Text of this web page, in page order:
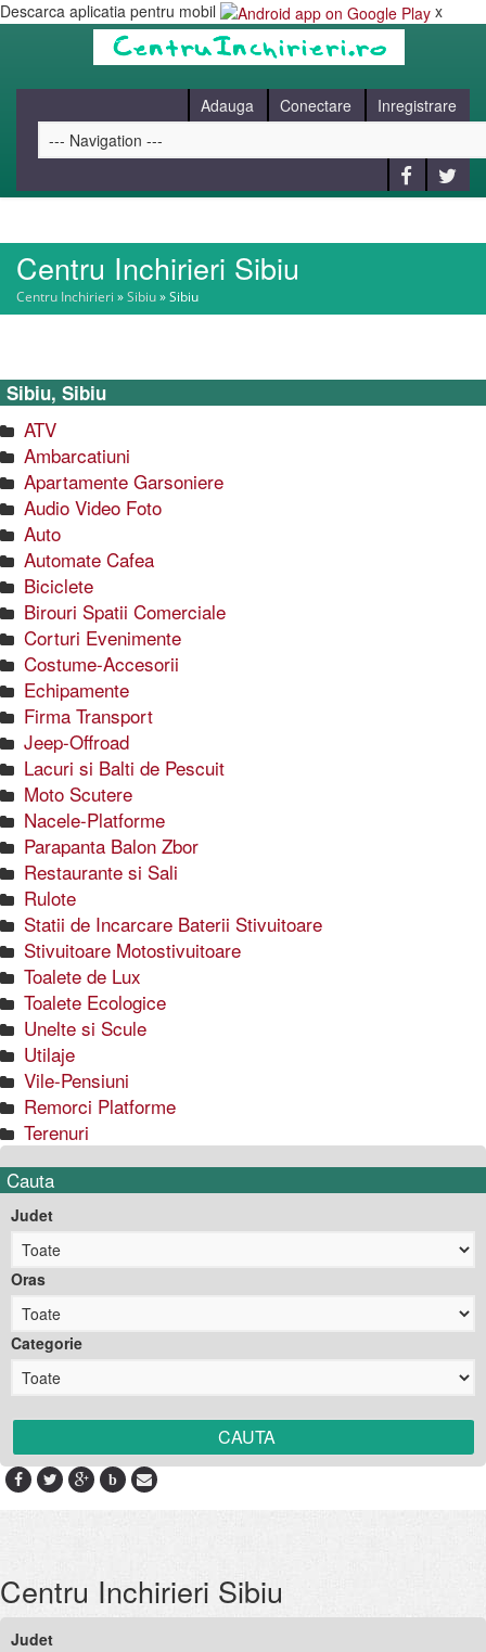
Descarca aplicatia pentru mobil x
Adauga Conectare Inregistrare
HOME
BLOG
CONTACT
Centru Inchirieri Sibiu
Centru Inchirieri »Sibiu»Sibiu
Sibiu, Sibiu
ATV
Ambarcatiuni
Apartamente Garsoniere
Audio Video Foto
Auto
Automate Cafea
Biciclete
Birouri Spatii Comerciale
Corturi Evenimente
Costume-Accesorii
Echipamente
Firma Transport
Jeep-Offroad
Lacuri si Balti de Pescuit
Moto Scutere
Nacele-Platforme
Parapanta Balon Zbor
Restaurante si Sali
Rulote
Statii de Incarcare Baterii Stivuitoare
Stivuitoare Motostivuitoare
Toalete de Lux
Toalete Ecologice
Unelte si Scule
Utilaje
Vile-Pensiuni
Remorci Platforme
Terenuri
Cauta
Judet
Oras
Categorie
b
Centru Inchirieri Sibiu
Judet